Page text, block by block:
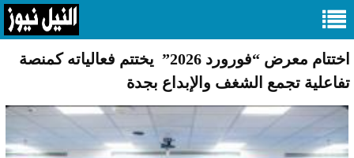
اختتام معرض “فورورد 2026” يختتم فعالياته كمنصة
تفاعلية تجمع الشغف والإبداع بجدة